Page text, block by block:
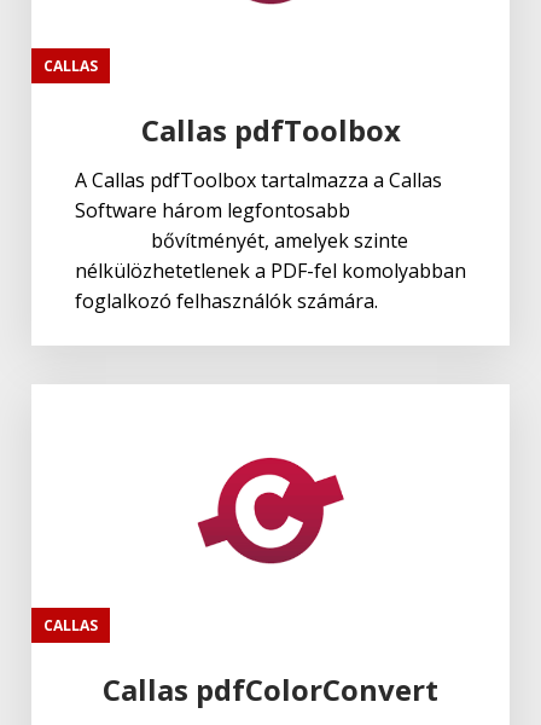
CALLAS
Callas pdfToolbox
A Callas pdfToolbox tartalmazza a Callas
Software három legfontosabb
bővítményét, amelyek szinte
nélkülözhetetlenek a PDF-fel komolyabban
foglalkozó felhasználók számára.
CALLAS
Callas pdfColorConvert